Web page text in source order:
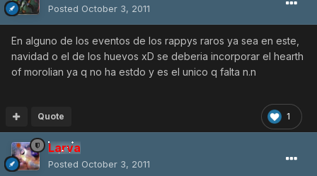
Posted October 3, 2011
En alguno de los eventos de los rappys raros ya sea en este,
navidad o el de los huevos xD se deberia incorporar el hearth
of morolian ya q no ha estdo y es el unico q falta n.n
1
Quote
Larva
Posted October 3, 2011